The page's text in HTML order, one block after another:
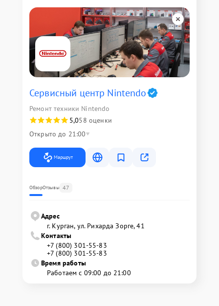
Сервисный центр Nintendo
Ремонт техники Nintendo
5,058 оценки
Открыто до 21:00
Маршрут
ОбзорОтзывы 47
Адрес
г. Курган, ул. Рихарда Зорге, 41
Контакты
+7 (800) 301-55-83
+7 (800) 301-55-83
Время работы
Работаем с 09:00 до 21:00